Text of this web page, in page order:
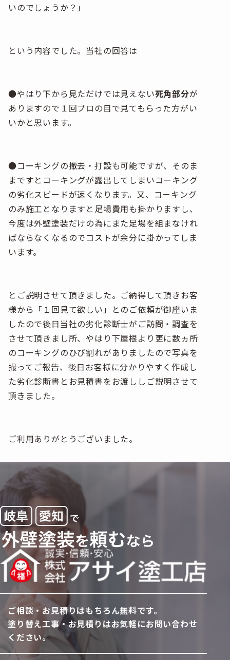
いのでしょうか？」
という内容でした。当社の回答は
●やはり下から見ただけでは見えない死角部分が
ありますので１回プロの目で見てもらった方がい
いかと思います。
●コーキングの撤去・打設も可能ですが、そのま
まですとコーキングが露出してしまいコーキング
の劣化スピードが速くなります。又、コーキング
のみ施工となりますと足場費用も掛かりますし、
今度は外壁塗装だけの為にまた足場を組まなけれ
ばならなくなるのでコストが余分に掛かってしま
います。
とご説明させて頂きました。ご納得して頂きお客
様から「１回見て欲しい」とのご依頼が御座いま
したので後日当社の劣化診断士がご訪問・調査を
させて頂きまし所、やはり下屋根より更に数ヵ所
のコーキングのひび割れがありましたので写真を
撮ってご報告、後日お客様に分かりやすく作成し
た劣化診断書とお見積書をお渡ししご説明させて
頂きました。
ご利用ありがとうございました。
ご相談・お見積りはもちろん無料です。
塗り替え工事・お見積りはお気軽にお問い合わせ
ください。